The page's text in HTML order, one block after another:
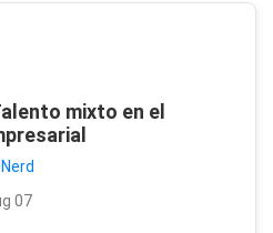
mixto en el
07